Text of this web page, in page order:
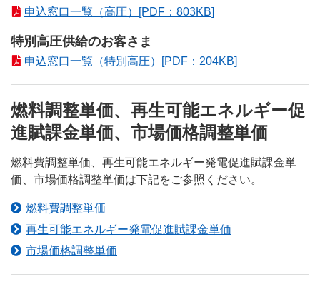
申込窓口一覧（高圧）[PDF：803KB]
特別高圧供給のお客さま
申込窓口一覧（特別高圧）[PDF：204KB]
燃料調整単価、再生可能エネルギー促
進賦課金単価、市場価格調整単価
燃料費調整単価、再生可能エネルギー発電促進賦課金単
価、市場価格調整単価は下記をご参照ください。
燃料費調整単価
再生可能エネルギー発電促進賦課金単価
市場価格調整単価